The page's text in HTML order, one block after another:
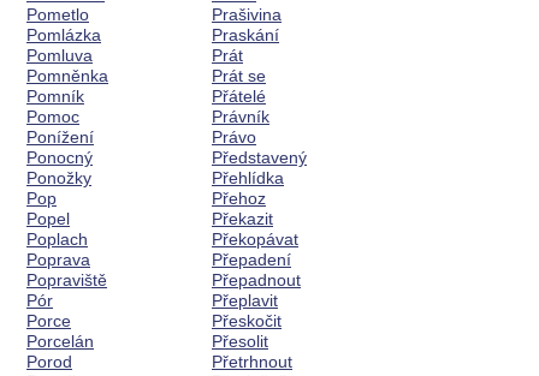
Pometlo
Pomlázka
Pomluva
Pomněnka
Pomník
Pomoc
Ponížení
Ponocný
Ponožky
Pop
Popel
Poplach
Poprava
Popraviště
Pór
Porce
Porcelán
Porod
Prašivina
Praskání
Prát
Prát se
Přátelé
Právník
Právo
Představený
Přehlídka
Přehoz
Překazit
Překopávat
Přepadení
Přepadnout
Přeplavit
Přeskočit
Přesolit
Přetrhnout